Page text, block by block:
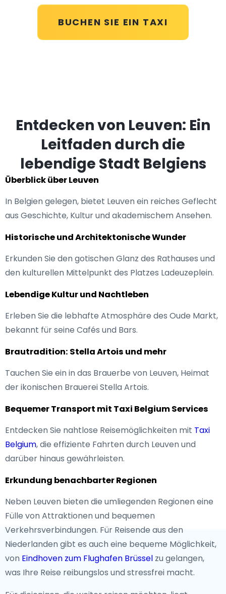
BUCHEN SIE EIN TAXI
Entdecken von Leuven: Ein
Leitfaden durch die
lebendige Stadt Belgiens
Überblick über Leuven
In Belgien gelegen, bietet Leuven ein reiches Geflecht
aus Geschichte, Kultur und akademischem Ansehen.
Historische und Architektonische Wunder
Erkunden Sie den gotischen Glanz des Rathauses und
den kulturellen Mittelpunkt des Platzes Ladeuzeplein.
Lebendige Kultur und Nachtleben
Erleben Sie die lebhafte Atmosphäre des Oude Markt,
bekannt für seine Cafés und Bars.
Brautradition: Stella Artois und mehr
Tauchen Sie ein in das Brauerbe von Leuven, Heimat
der ikonischen Brauerei Stella Artois.
Bequemer Transport mit Taxi Belgium Services
Entdecken Sie nahtlose Reisemöglichkeiten mit Taxi
Belgium, die effiziente Fahrten durch Leuven und
darüber hinaus gewährleisten.
Erkundung benachbarter Regionen
Neben Leuven bieten die umliegenden Regionen eine
Fülle von Attraktionen und bequemen
Verkehrsverbindungen. Für Reisende aus den
Niederlanden gibt es auch eine bequeme Möglichkeit,
von Eindhoven zum Flughafen Brüssel zu gelangen,
was Ihre Reise reibungslos und stressfrei macht.